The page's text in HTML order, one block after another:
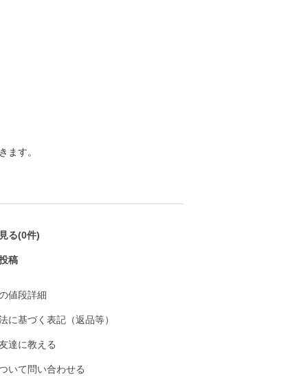
ます。
る(0件)
稿
値段詳細
に基づく表記（返品等）
達に教える
いて問い合わせる